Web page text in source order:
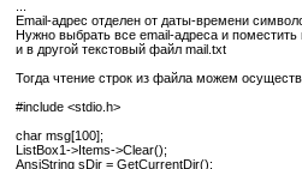
Email-адрес отделен от даты-времени
Нужно выбрать все email-адреса и поместить
и в другой текстовый файл mail.txt
Тогда чтение строк из файла можем
#include <stdio.h>
char msg[100];
ListBox1->Items->Clear();
AnsiString sDir = GetCurrentDir();